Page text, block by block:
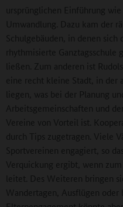
ursprünglichen Einführung
Umwandlung. Dazu kam der
Schulgebäuden, in denen
rhythmisierte
ließen. Zum anderen ist
eine recht kleine Stadt, in der
liegen, was bei der Planung
Arbeitsgemeinschaften und
Vereine von Vorteil ist.
durch Tips zugetragen. Viele
Sportvereinen engagiert, so
Verquickung ergibt, wenn
leitet. Des Weiteren bringen
Wandertagen, Ausflügen oder